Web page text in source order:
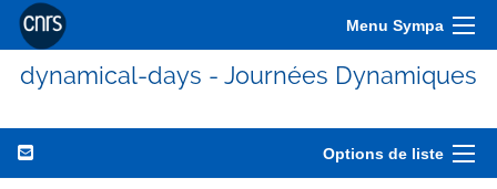
Menu Sympa
dynamical-days - Journées Dynamiques
Options de liste